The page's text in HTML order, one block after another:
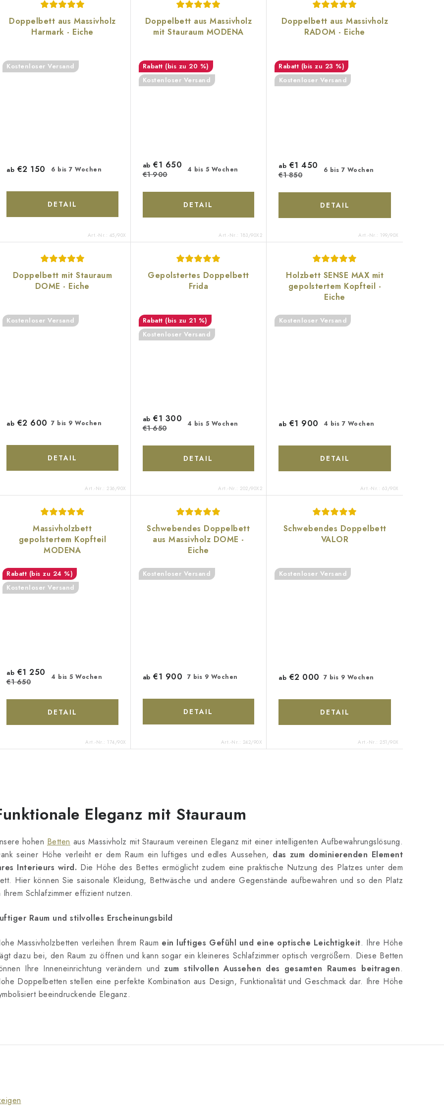
g
Doppelbett aus Massivholz
Harmark - Eiche
Kostenloser Versand
6 bis 7 Wochen
ab €2 150
DETAIL
Art.-Nr.: 45/90X
Doppelbett aus Massivholz
mit Stauraum MODENA
(bis zu 20 %)
Kostenloser Versand
4 bis 5 Wochen
ab €1 650
€1 900
DETAIL
Art.-Nr.: 183/90X2
Doppelbett aus Massivholz
RADOM - Eiche
(bis zu 23 %)
Kostenloser Versand
6 bis 7 Wochen
ab €1 450
€1 850
DETAIL
Art.-Nr.: 199/90X
Doppelbett mit Stauraum
DOME - Eiche
Kostenloser Versand
7 bis 9 Wochen
ab €2 600
DETAIL
Art.-Nr.: 236/90X
Gepolstertes Doppelbett
Frida
(bis zu 21 %)
Kostenloser Versand
4 bis 5 Wochen
ab €1 300
€1 650
DETAIL
Art.-Nr.: 202/90X2
Holzbett SENSE MAX mit
gepolstertem Kopfteil -
Eiche
Kostenloser Versand
4 bis 7 Wochen
ab €1 900
DETAIL
Art.-Nr.: 63/90X
Massivholzbett
gepolstertem Kopfteil
MODENA
(bis zu 24 %)
Kostenloser Versand
4 bis 5 Wochen
ab €1 250
€1 650
DETAIL
Art.-Nr.: 174/90X
Schwebendes Doppelbett
aus Massivholz DOME -
Eiche
Kostenloser Versand
7 bis 9 Wochen
ab €1 900
DETAIL
Art.-Nr.: 242/90X
Schwebendes Doppelbett
VALOR
Kostenloser Versand
7 bis 9 Wochen
ab €2 000
DETAIL
Art.-Nr.: 251/90X
Eleganz mit Stauraum
hohen Betten aus Massivholz mit Stauraum vereinen Eleganz mit einer intelligenten Aufbewahrungslösung.
seiner Höhe verleiht er dem Raum ein luftiges und edles Aussehen, das zum dominierenden Element
Interieurs wird. Die Höhe des Bettes ermöglicht zudem eine praktische Nutzung des Platzes unter dem
Hier können Sie saisonale Kleidung, Bettwäsche und andere Gegenstände aufbewahren und so den Platz
Ihrem Schlafzimmer effizient nutzen.
Raum und stilvolles Erscheinungsbild
Massivholzbetten verleihen Ihrem Raum ein luftiges Gefühl und eine optische Leichtigkeit. Ihre Höhe
dazu bei, den Raum zu öffnen und kann sogar ein kleineres Schlafzimmer optisch vergrößern. Diese Betten
Ihre Inneneinrichtung verändern undzum stilvollen Aussehen des gesamten Raumes beitragen.
Doppelbetten stellen eine perfekte Kombination aus Design, Funktionalität und Geschmack dar. Ihre Höhe
beeindruckende Eleganz.